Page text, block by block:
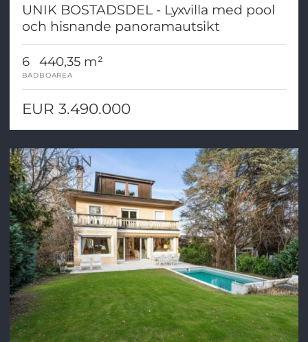
UNIK BOSTADSDEL - Lyxvilla med pool
och hisnande panoramautsikt
6
BAD
440,35 m²
BOAREA
EUR 3.490.000